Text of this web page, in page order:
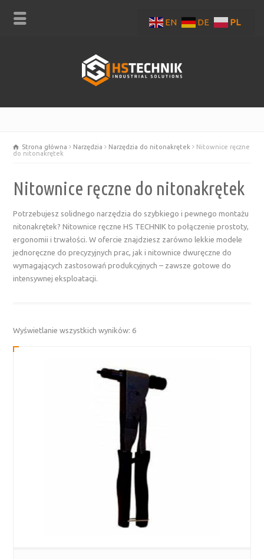
Strona główna Narzędzia Narzędzia do nitonakrętek
Nitownice ręczne
do nitonakrętek
Nitownice ręczne do nitonakrętek
Potrzebujesz solidnego narzędzia do szybkiego i pewnego montażu
nitonakrętek? Nitownice ręczne HS TECHNIK to połączenie prostoty,
ergonomii i trwałości. W ofercie znajdziesz zarówno lekkie modele
jednoręczne do precyzyjnych prac, jak i nitownice dwuręczne do
wymagających zastosowań produkcyjnych – zawsze gotowe do
intensywnej eksploatacji.
Wyświetlanie wszystkich wyników: 6Posortowane
EN DE PL